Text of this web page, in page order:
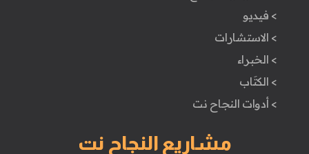
> فيديو
> الاستشارات
> الخبراء
> الكتَاب
> أدوات النجاح نت
مشاريع النجاح نت